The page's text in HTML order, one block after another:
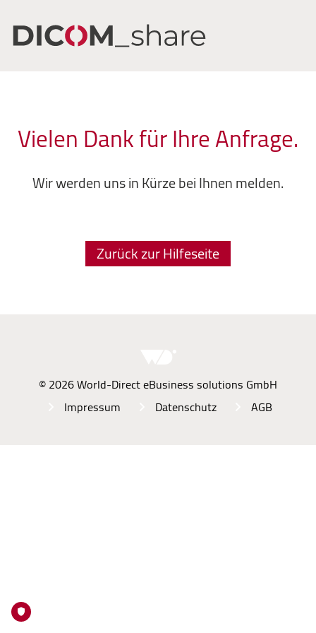
Vielen Dank für Ihre Anfrage.
Wir werden uns in Kürze bei Ihnen melden.
Zurück zur Hilfeseite
© 2026 World-Direct eBusiness solutions GmbH
Impressum
Datenschutz AGB